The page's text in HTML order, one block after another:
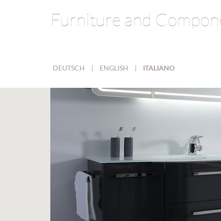
Furniture and
DEUTSCH | ENGLISH | ITALIANO